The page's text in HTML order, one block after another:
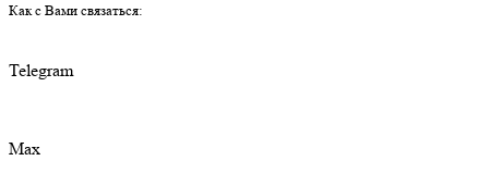
Как с Вами связаться:
Telegram
Max